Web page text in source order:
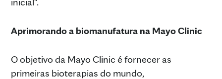
Aprimorando a biomanufatura na Mayo Clinic
O objetivo da Mayo Clinic é fornecer as
primeiras bioterapias do mundo,